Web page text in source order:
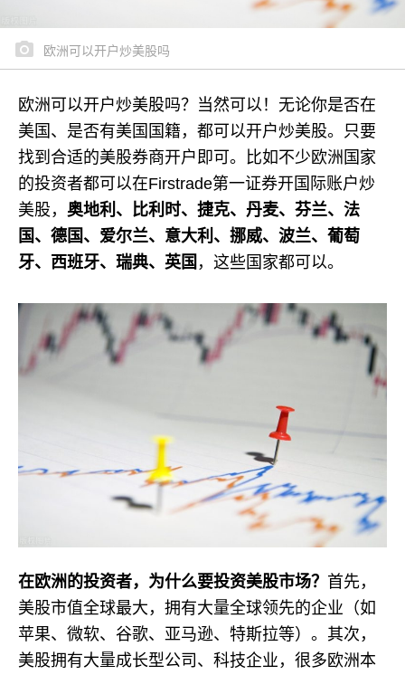
欧洲可以开户炒美股吗
欧洲可以开户炒美股吗？当然可以！无论你是否在
美国、是否有美国国籍，都可以开户炒美股。只要
找到合适的美股券商开户即可。比如不少欧洲国家
的投资者都可以在Firstrade第一证券开国际账户炒
美股， 奥地利、比利时、捷克、丹麦、芬兰、法
国、德国、爱尔兰、意大利、挪威、波兰、葡萄
牙、西班牙、瑞典、英国 ，这些国家都可以。
在欧洲的投资者，为什么要投资美股市场？ 首先，
美股市值全球最大，拥有大量全球领先的企业（如
苹果、微软、谷歌、亚马逊、特斯拉等）。其次，
美股拥有大量成长型公司、科技企业，很多欧洲本